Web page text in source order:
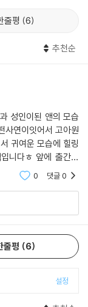
줄평 6
추천순
성인이된 앤의 모습
사연이잇어서 고아원
귀여운 모습에 힐링
니다ㅎ 앞에 출간된
진거같아요.저희 조
0 댓글0
줄평 6
설정